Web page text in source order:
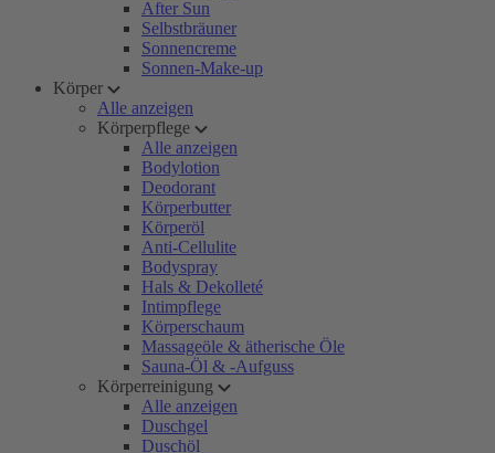
After Sun
Selbstbräuner
Sonnencreme
Sonnen-Make-up
Körper
Alle anzeigen
Körperpflege
Alle anzeigen
Bodylotion
Deodorant
Körperbutter
Körperöl
Anti-Cellulite
Bodyspray
Hals & Dekolleté
Intimpflege
Körperschaum
Massageöle & ätherische Öle
Sauna-Öl & -Aufguss
Körperreinigung
Alle anzeigen
Duschgel
Duschöl